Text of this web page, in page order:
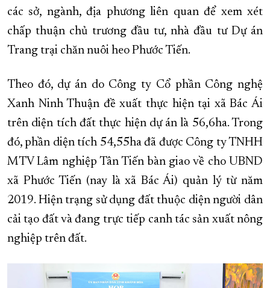
KỶ NIỆM 370 NĂM XÂY DỰNG VÀ PHÁT TRIỂN TỈNH KHÁNH HÒA
KHOẢNH KHẮC ĐẸP XỨ TRẦM
XÂY DỰNG KHÁNH HÒA TRỞ THÀNH THÀNH PHỐ TRỰC THUỘC
các sở, ngành, địa phương liên quan để xem xét
chấp thuận chủ trương đầu tư, nhà đầu tư Dự án
Trang trại chăn nuôi heo Phước Tiến.
Theo đó, dự án do Công ty Cổ phần Công nghệ
Xanh Ninh Thuận đề xuất thực hiện tại xã Bác Ái
trên diện tích đất thực hiện dự án là 56,6ha. Trong
đó, phần diện tích 54,55ha đã được Công ty TNHH
MTV Lâm nghiệp Tân Tiến bàn giao về cho UBND
xã Phước Tiến (nay là xã Bác Ái) quản lý từ năm
2019. Hiện trạng sử dụng đất thuộc diện người dân
cải tạo đất và đang trực tiếp canh tác sản xuất nông
nghiệp trên đất.